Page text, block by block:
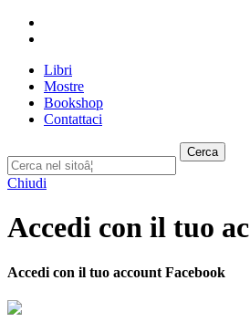
Libri
Mostre
Bookshop
Contattaci
Cerca
Chiudi
Accedi con il tuo
Accedi con il tuo account Facebook